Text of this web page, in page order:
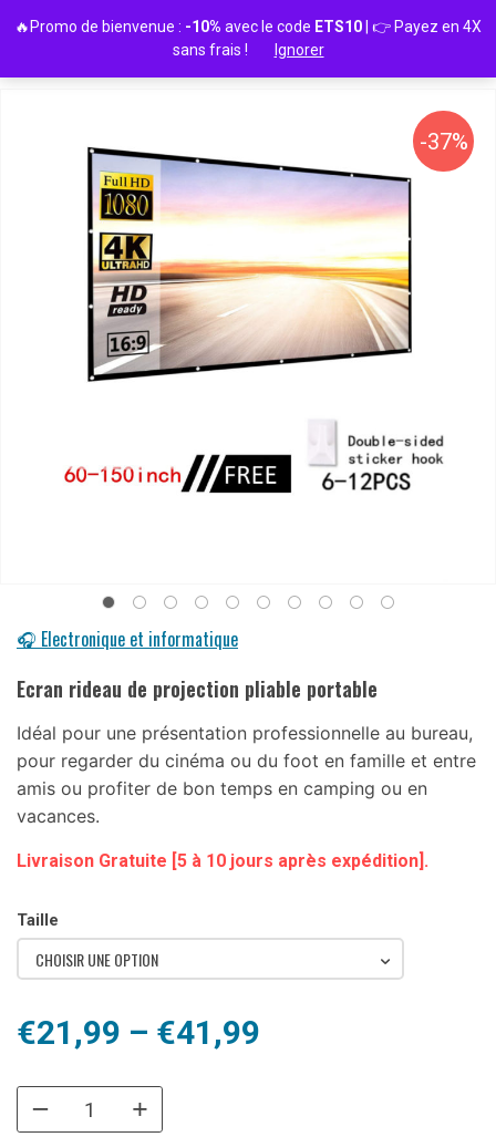
-37%
🎧 Electronique et informatique
Ecran rideau de projection pliable portable
Idéal pour une présentation professionnelle au bureau,
pour regarder du cinéma ou du foot en famille et entre
amis ou profiter de bon temps en camping ou en
vacances.
Livraison Gratuite [5 à 10 jours après expédition].
Taille
CHOISIR UNE OPTION
€21,99 – €41,99
Plage
prix :
🔥Promo de bienvenue : -10% avec le code ETS10 | 👉 Payez en 4X
sans frais !
Ignorer